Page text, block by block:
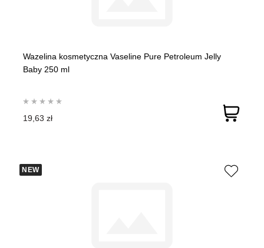
Wazelina kosmetyczna Vaseline Pure Petroleum Jelly
Baby 250 ml
19,63 zł
NEW